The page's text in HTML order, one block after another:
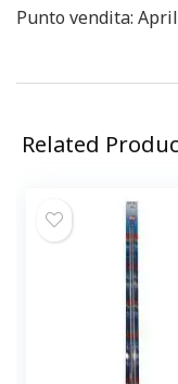
Punto vendita:
Related